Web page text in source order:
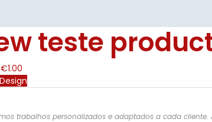
teste
€1.00
trabalhos personalizados e adaptados a cada